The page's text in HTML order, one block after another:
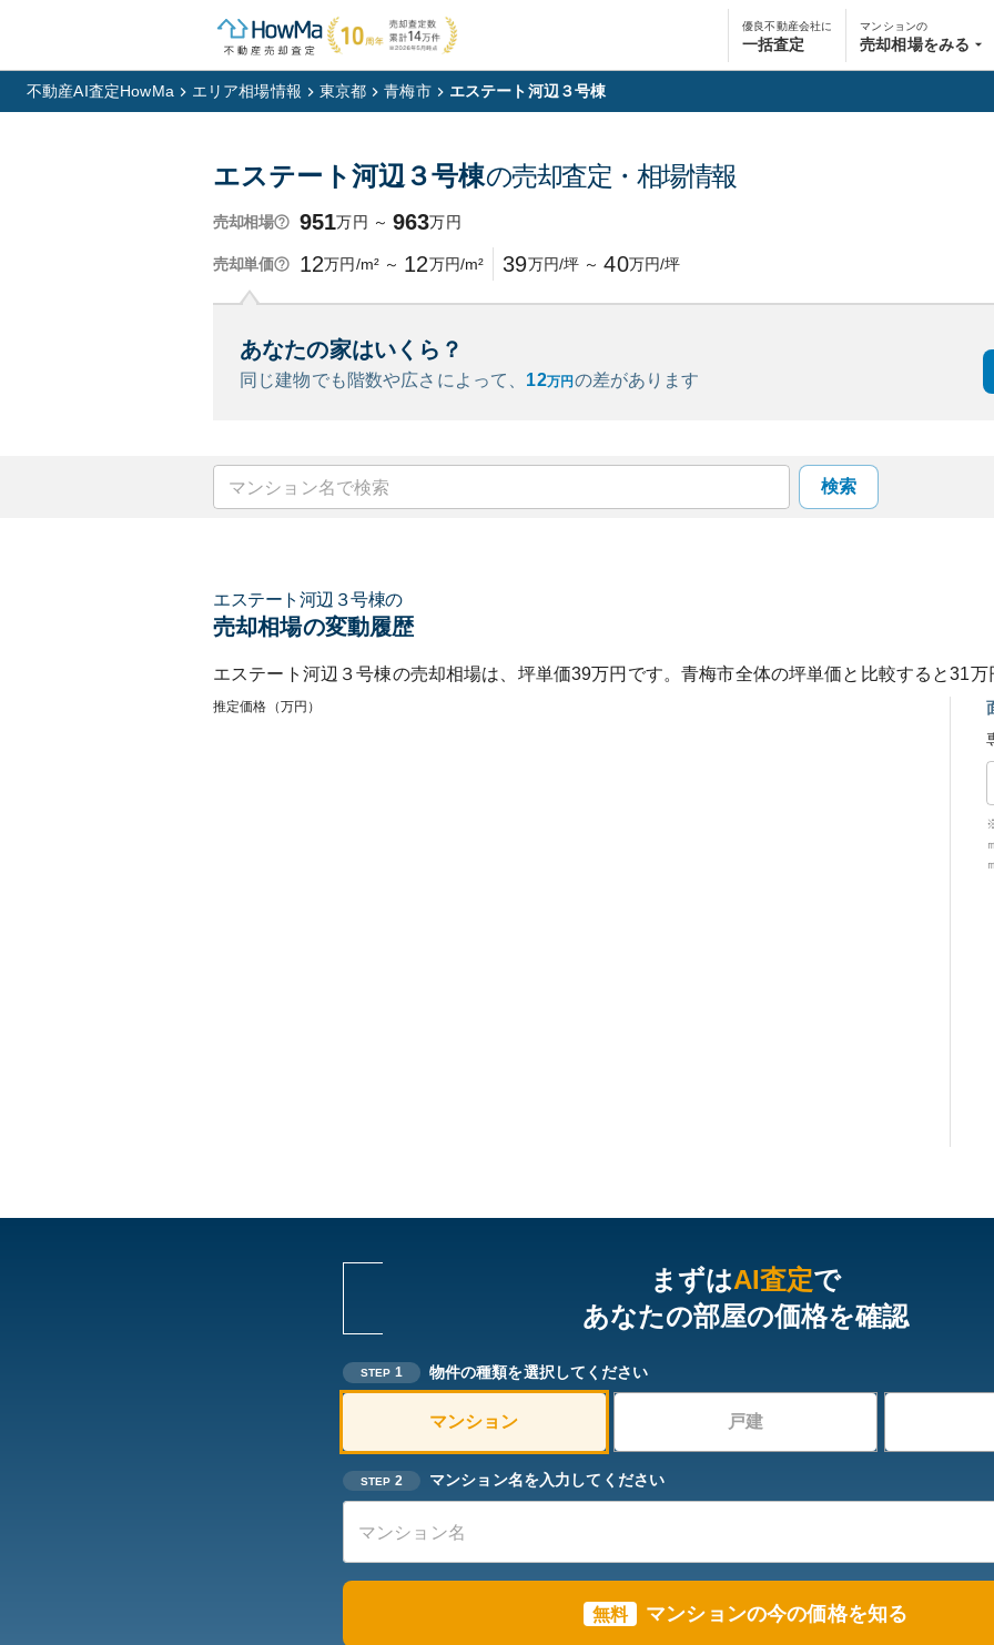
優良不動産会社に
一括査定
マンションの
売却相場をみる
不動産AI査定HowMa エリア相場情報 東京都 青梅市 エステート河辺３号棟
エステート河辺３号棟の売却査定・相場情報
売却相場 951万円 ～ 963万円
売却単価 12万円/m² ～ 12万円/m² 39万円/坪 ～ 40万円/坪
あなたの家はいくら？
同じ建物でも階数や広さによって、 12万円 の差があります
検索
エステート河辺３号棟の
売却相場の変動履歴
エステート河辺３号棟の売却相場は、坪単価39万円です。青梅市全体の坪単価と比較すると31万
推定価格（万円）
まずはAI査定で
あなたの部屋の価格を確認
STEP 1 物件の種類を選択してください
マンション 戸建
STEP 2 マンション名を入力してください
無料 マンションの今の価格を知る